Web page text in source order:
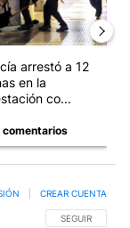
arrestó a 12
en la
co...
comentarios
SIGA ESTA
SEGUIR
CREAR CUENTA